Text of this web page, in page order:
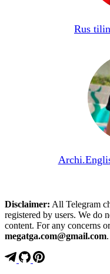
Rus
Disclaimer: All Telegram
registered by users. We do
content. For any concerns
megatga.com@gmail.com.